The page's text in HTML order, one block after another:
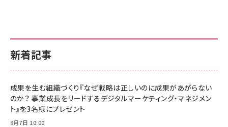
新着記事
成果を生む組織づくり『なぜ戦略は正しいのに成果があがらない
のか？ 事業成長をリードするデジタルマーケティング・マネジメン
ト』を3名様にプレゼント
8月7日 10:00